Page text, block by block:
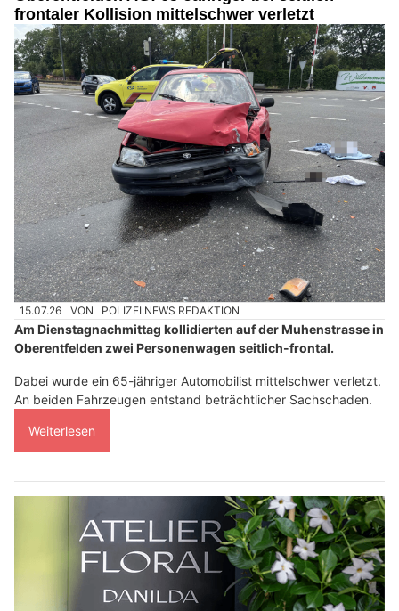
frontaler Kollision mittelschwer verletzt
15.07.26 VON POLIZEI.NEWS REDAKTION
Am Dienstagnachmittag kollidierten auf der Muhenstrasse in
Oberentfelden zwei Personenwagen seitlich-frontal.
Dabei wurde ein 65-jähriger Automobilist mittelschwer verletzt.
An beiden Fahrzeugen entstand beträchtlicher Sachschaden.
Weiterlesen